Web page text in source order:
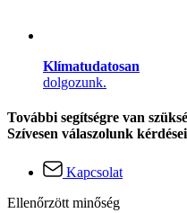
Klímatudatosan
dolgozunk.
További segítségre van
Szívesen válaszolunk
Kapcsolat
Ellenőrzött minőség